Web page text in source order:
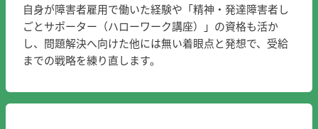
自身が障害者雇用で働いた経験や「精神・発達障害者し
ごとサポーター（ハローワーク講座）」の資格も活か
し、問題解決へ向けた他には無い着眼点と発想で、受給
までの戦略を練り直します。